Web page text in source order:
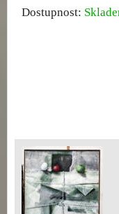
Dostupnost: